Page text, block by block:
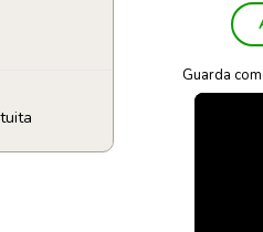
Guarda